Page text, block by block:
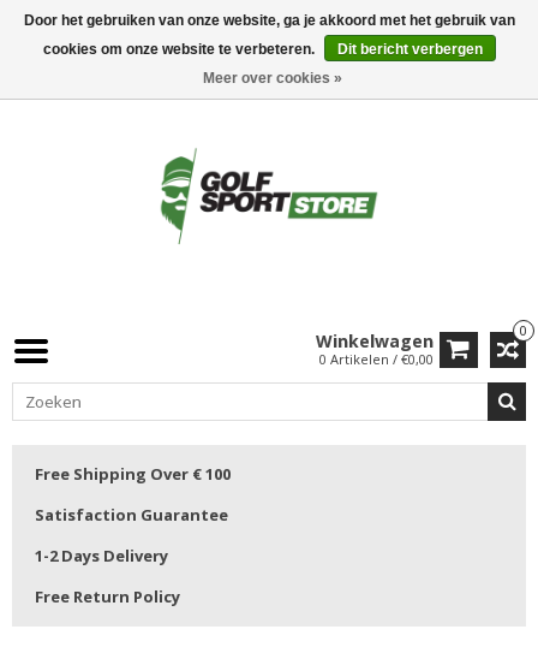
0
Winkelwagen
0 Artikelen / €0,00
Free Shipping Over € 100
Satisfaction Guarantee
1-2 Days Delivery
Free Return Policy
Door het gebruiken van onze website, ga je akkoord met het gebruik van
cookies om onze website te verbeteren.
Dit bericht verbergen
Meer over cookies »